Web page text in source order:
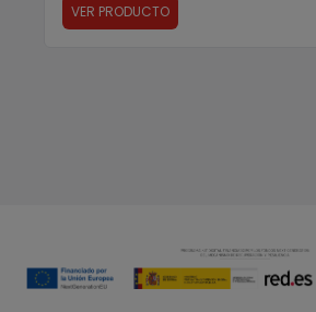
VER PRODUCTO